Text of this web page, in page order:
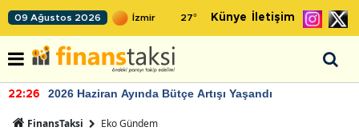
09 Ağustos 2026 27° Künye İletişim
22:26 2026 Haziran Ayında Bütçe Artışı Yaşandı
FinansTaksi Eko Gündem